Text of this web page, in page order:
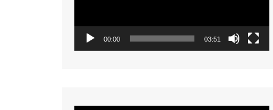
00:00 03:51